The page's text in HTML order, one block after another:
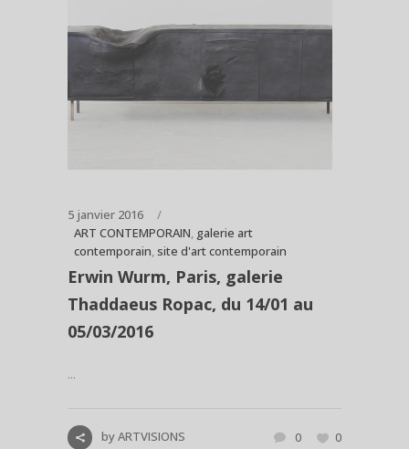
5 janvier 2016
ART CONTEMPORAIN, galerie art
contemporain,site d'art contemporain
Erwin Wurm, Paris, galerie
Thaddaeus Ropac, du 14/01 au
05/03/2016
...
byARTVISIONS 0 0